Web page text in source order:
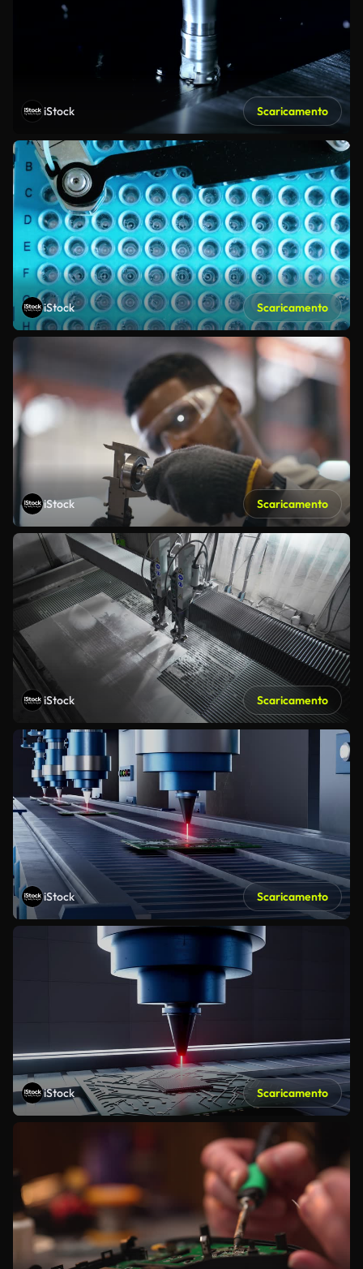
iStock Scaricamento
iStock Scaricamento
iStock Scaricamento
iStock Scaricamento
iStock Scaricamento
iStock Scaricamento